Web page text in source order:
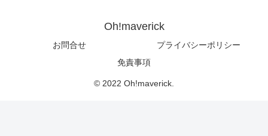
Oh!maverick
お問合せ
プライバシーポリシー
免責事項
© 2022 Oh!maverick.